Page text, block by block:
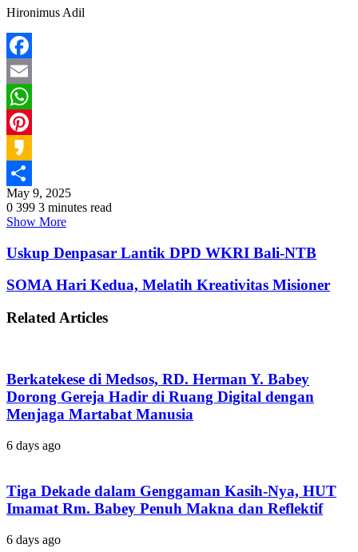
Hironimus Adil
Facebook
Email
WhatsApp
Pinterest
Kakao
Share
May 9, 2025
0 399 3 minutes read
Show More
Uskup Denpasar Lantik DPD WKRI Bali-NTB
SOMA Hari Kedua, Melatih Kreativitas Misioner
Related Articles
Berkatekese di Medsos, RD. Herman Y. Babey
Dorong Gereja Hadir di Ruang Digital dengan
Menjaga Martabat Manusia
6 days ago
Tiga Dekade dalam Genggaman Kasih-Nya, HUT
Imamat Rm. Babey Penuh Makna dan Reflektif
6 days ago